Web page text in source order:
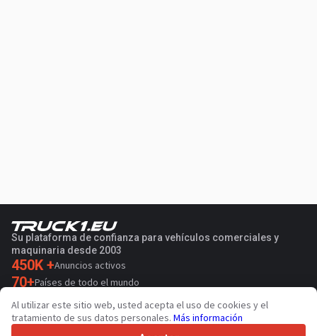
Su plataforma de confianza para vehículos comerciales y
maquinaria desde 2003
450K +Anuncios activos
70+Países de todo el mundo
36Idiomas admitidos
4.7/5
Al utilizar este sitio web, usted acepta el uso de cookies y el
tratamiento de sus datos personales. Más información